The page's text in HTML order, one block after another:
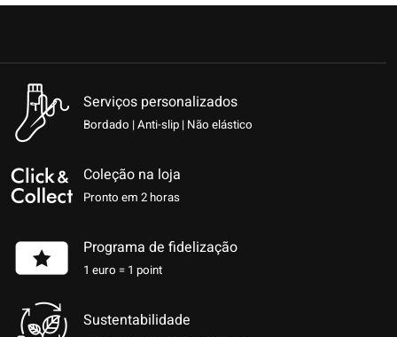
Serviços personalizados
Bordado | Anti-slip | Não elástico
Coleção na loja
Pronto em 2 horas
Programa de fidelização
1 euro = 1 point
Sustentabilidade